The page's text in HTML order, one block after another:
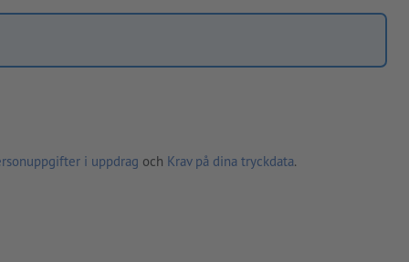
i uppdrag och Krav på dina tryckdata.